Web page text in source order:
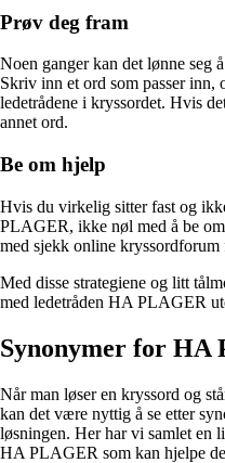
Prøv deg fram
Noen ganger kan det lønne seg
Skriv inn et ord som passer inn,
ledetrådene i kryssordet. Hvis
annet ord.
Be om hjelp
Hvis du virkelig sitter fast og
PLAGER, ikke nøl med å be
med sjekk online
Med disse strategiene og litt
med ledetråden HA PLAGER
Synonymer for HA
Når man løser en kryssord og
kan det være nyttig å se etter
løsningen. Her har vi samlet en
HA PLAGER som kan hjelpe